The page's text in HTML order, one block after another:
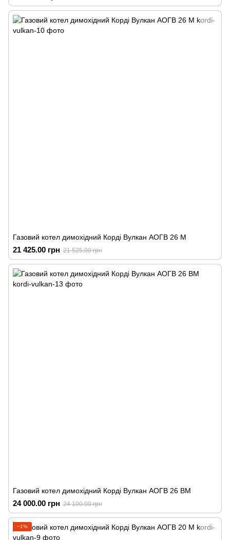
Газовий котел димохідний Корді Вулкан АОГВ 26 М
21 425.00 грн 21 525.00 грн
Газовий котел димохідний Корді Вулкан АОГВ 26 ВМ
24 000.00 грн 24 100.00 грн
−1%